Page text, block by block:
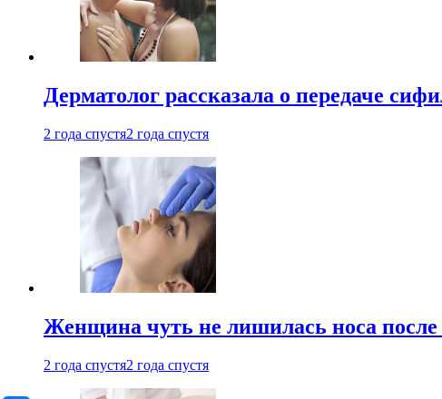
Дерматолог рассказала о передаче
2 года спустя2 года спустя
Женщина чуть не лишилась носа
2 года спустя2 года спустя